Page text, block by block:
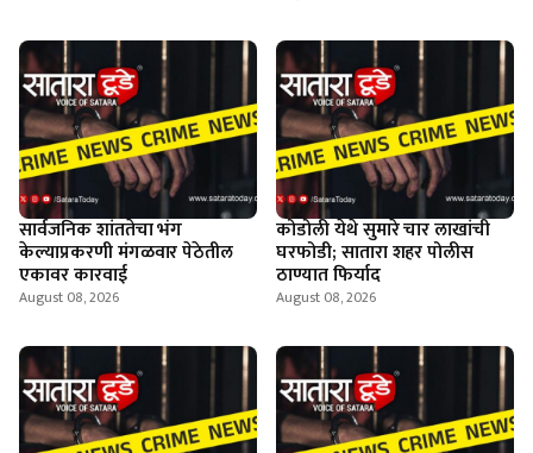
सार्वजनिक शांततेचा भंग
केल्याप्रकरणी मंगळवार पेठेतील
एकावर कारवाई
August 08, 2026
कोडोली येथे सुमारे चार लाखांची
घरफोडी; सातारा शहर पोलीस
ठाण्यात फिर्याद
August 08, 2026